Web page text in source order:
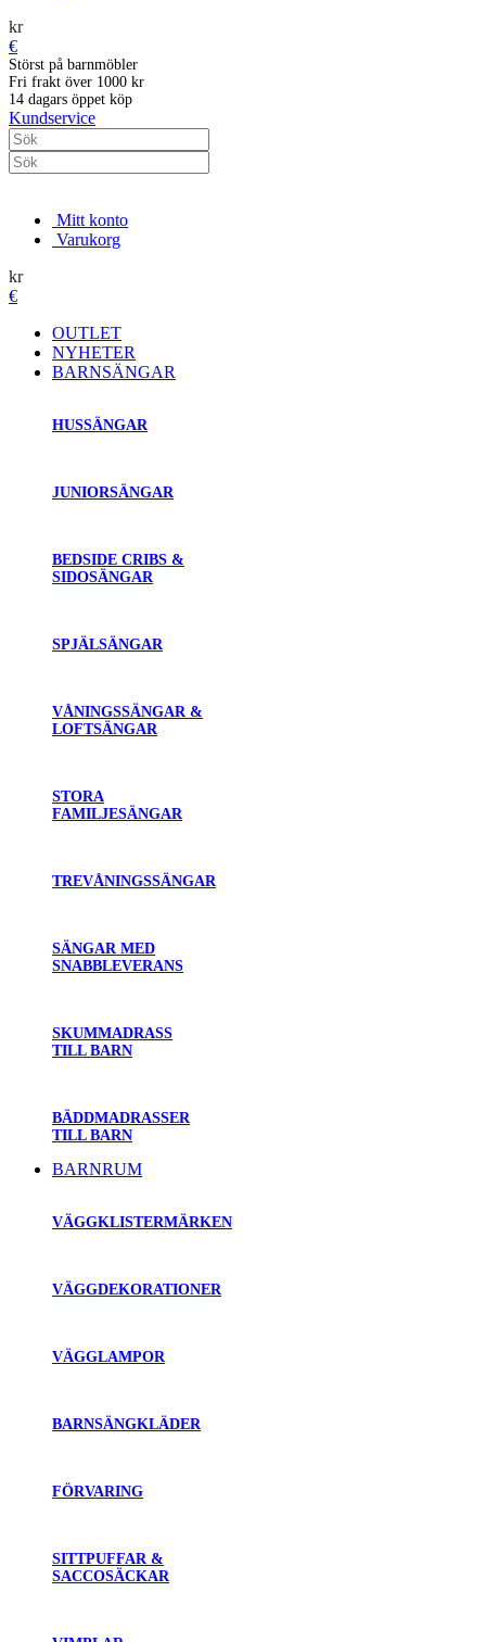
kr
€
Störst på barnmöbler
Fri frakt över 1000 kr
14 dagars öppet köp
Kundservice
Mitt konto
Varukorg
kr
€
OUTLET
NYHETER
BARNSÄNGAR
HUSSÄNGAR
JUNIORSÄNGAR
BEDSIDE CRIBS &
SIDOSÄNGAR
SPJÄLSÄNGAR
VÅNINGSSÄNGAR &
LOFTSÄNGAR
STORA
FAMILJESÄNGAR
TREVÅNINGSSÄNGAR
SÄNGAR MED
SNABBLEVERANS
SKUMMADRASS
TILL BARN
BÄDDMADRASSER
TILL BARN
BARNRUM
VÄGGKLISTERMÄRKEN
VÄGGDEKORATIONER
VÄGGLAMPOR
BARNSÄNGKLÄDER
FÖRVARING
SITTPUFFAR &
SACCOSÄCKAR